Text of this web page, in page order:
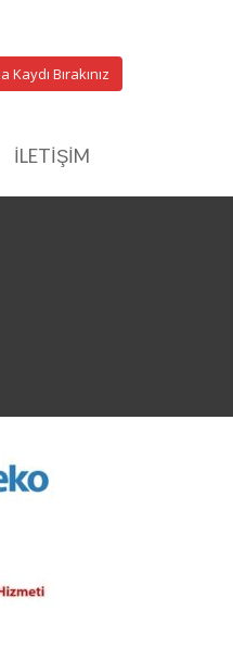
Kaydı Bırakınız
İLETİŞİM